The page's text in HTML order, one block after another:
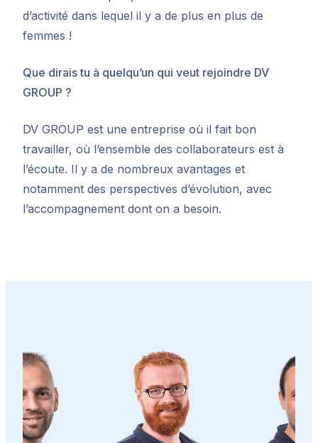
d’activité dans lequel il y a de plus en plus de
femmes !
Que dirais tu à quelqu’un qui veut rejoindre DV
GROUP ?
DV GROUP est une entreprise où il fait bon
travailler, où l’ensemble des collaborateurs est à
l’écoute. Il y a de nombreux avantages et
notamment des perspectives d’évolution, avec
l’accompagnement dont on a besoin.